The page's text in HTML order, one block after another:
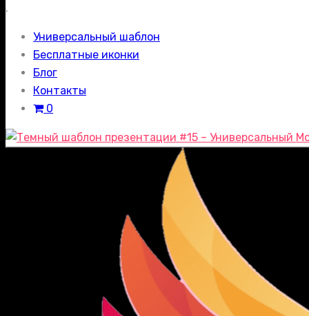
.
Универсальный шаблон
Бесплатные иконки
Блог
Контакты
0